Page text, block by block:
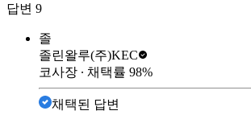
답변 9
졸
졸린왈루(주)KEC
코사장 ∙ 채택률 98%
채택된 답변